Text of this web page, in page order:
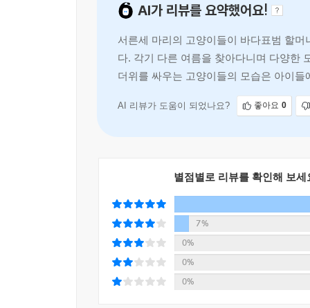
핸드폰 케이스 브랜드 케이스티파이, 인터넷 플
돌아왔습니다.
《야옹야옹 고양이 친구들: 여름을 부탁해!》
여름방학을 맞아 바다표범 할머니네 집에 놀러
‘뮤뮤’, 귀여운 얼굴을 자랑하는 ‘젤리’, 실타래
쏠쏠해요. 하나, 둘, 셋 … 장면마다 서른세 마리
토마쓰리 작가 특유의 몽글몽글한 그림체와 함께
귀여운 꼬마 고양이들과 함께 아름다운 계절과
있을까요? 모두 함께 또 만나요. 야옹야옹~!
AI가 리뷰를 요약했어요!
서른세 마리의 고양이들이 바다표범 할
다. 각기 다른 여름을 찾아다니며 다양한
더위를 싸우는 고양이들의 모습은 아이
별점별로 리뷰를 확인해 보세
0%
0%